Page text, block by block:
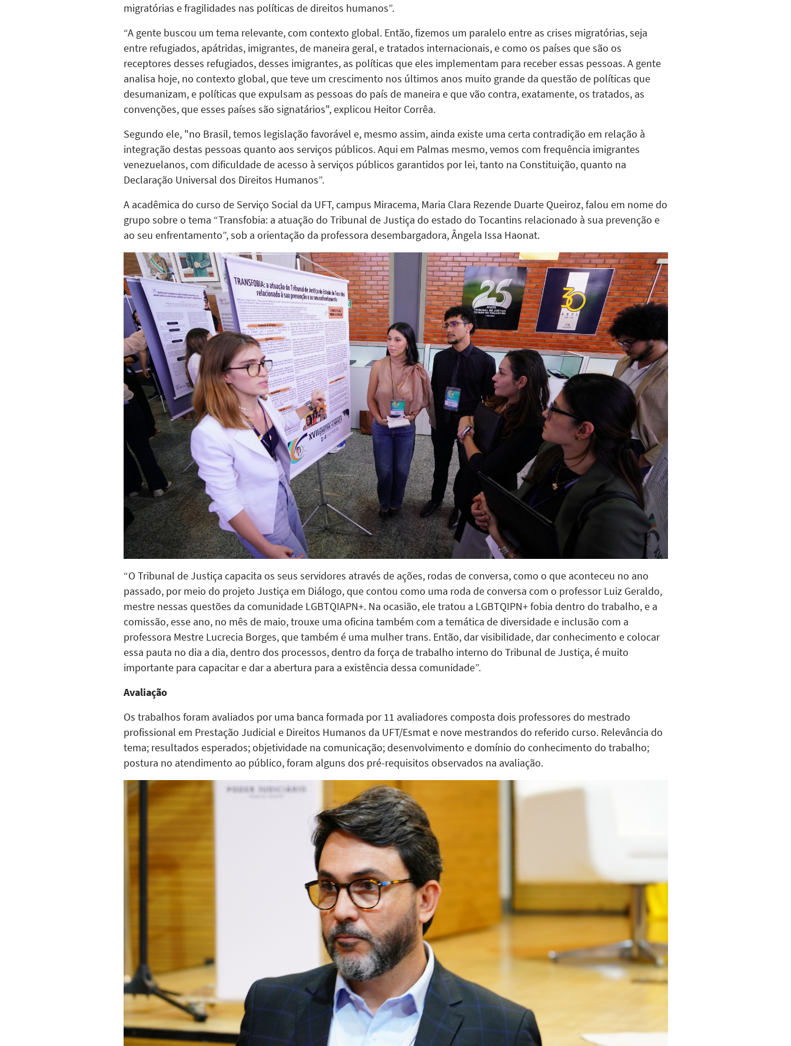
migratórias e fragilidades nas políticas de direitos humanos”.
“A gente buscou um tema relevante, com contexto global. Então, fizemos um paralelo entre as crises migratórias, seja
entre refugiados, apátridas, imigrantes, de maneira geral, e tratados internacionais, e como os países que são os
receptores desses refugiados, desses imigrantes, as políticas que eles implementam para receber essas pessoas. A gente
analisa hoje, no contexto global, que teve um crescimento nos últimos anos muito grande da questão de políticas que
desumanizam, e políticas que expulsam as pessoas do país de maneira e que vão contra, exatamente, os tratados, as
convenções, que esses países são signatários", explicou Heitor Corrêa.
Segundo ele, "no Brasil, temos legislação favorável e, mesmo assim, ainda existe uma certa contradição em relação à
integração destas pessoas quanto aos serviços públicos. Aqui em Palmas mesmo, vemos com frequência imigrantes
venezuelanos, com dificuldade de acesso à serviços públicos garantidos por lei, tanto na Constituição, quanto na
Declaração Universal dos Direitos Humanos”.
A acadêmica do curso de Serviço Social da UFT, campus Miracema, Maria Clara Rezende Duarte Queiroz, falou em nome do
grupo sobre o tema “Transfobia: a atuação do Tribunal de Justiça do estado do Tocantins relacionado à sua prevenção e
ao seu enfrentamento”, sob a orientação da professora desembargadora, Ângela Issa Haonat.
“O Tribunal de Justiça capacita os seus servidores através de ações, rodas de conversa, como o que aconteceu no ano
passado, por meio do projeto Justiça em Diálogo, que contou como uma roda de conversa com o professor Luiz Geraldo,
mestre nessas questões da comunidade LGBTQIAPN+. Na ocasião, ele tratou a LGBTQIPN+ fobia dentro do trabalho, e a
comissão, esse ano, no mês de maio, trouxe uma oficina também com a temática de diversidade e inclusão com a
professora Mestre Lucrecia Borges, que também é uma mulher trans. Então, dar visibilidade, dar conhecimento e colocar
essa pauta no dia a dia, dentro dos processos, dentro da força de trabalho interno do Tribunal de Justiça, é muito
importante para capacitar e dar a abertura para a existência dessa comunidade”.
Avaliação
Os trabalhos foram avaliados por uma banca formada por 11 avaliadores composta dois professores do mestrado
profissional em Prestação Judicial e Direitos Humanos da UFT/Esmat e nove mestrandos do referido curso. Relevância do
tema; resultados esperados; objetividade na comunicação; desenvolvimento e domínio do conhecimento do trabalho;
postura no atendimento ao público, foram alguns dos pré-requisitos observados na avaliação.